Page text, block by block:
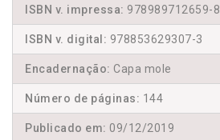
ISBN v. impressa: 978989712659-8
ISBN v. digital: 978853629307-3
Encadernação: Capa mole
Número de páginas: 144
Publicado em: 09/12/2019